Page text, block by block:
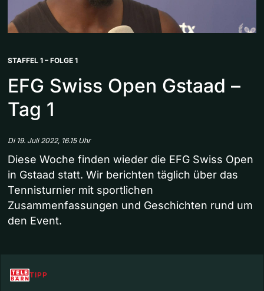
STAFFEL 1 – FOLGE 1
EFG Swiss Open Gstaad –
Tag 1
Di 19. Juli 2022, 16.15 Uhr
Diese Woche finden wieder die EFG Swiss Open
in Gstaad statt. Wir berichten täglich über das
Tennisturnier mit sportlichen
Zusammenfassungen und Geschichten rund um
den Event.
TIPP